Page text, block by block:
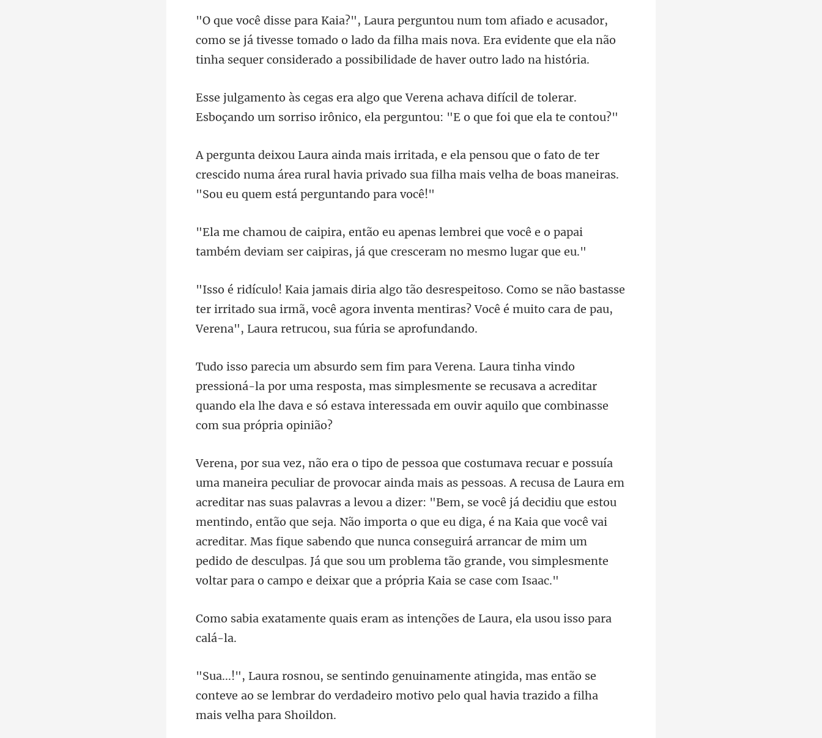
omo se já tivesse tomado o lado da filha mais nova. Era evidente que ela nã
va difícil de tolerar.
Esboçando um sorriso irôni
ato de ter
crescido numa área rural havia privado sua filha mais
brei que você e o papai
também deviam ser caip
o bastasse
ter irritado sua irmã, você agora inventa mentiras? Você é
por uma resposta, mas simplesmente se recusava a acreditar
quando ela lhe dava
palavras a levou a dizer: "Bem, se você já decidiu que estou
mentindo, então que seja. Não importa o que eu diga, é na Kaia que você vai
acreditar. Mas fique sabendo que nun
eram as intenções de Laura,
, mas então se
conteve ao se lembrar do verdadeiro motivo